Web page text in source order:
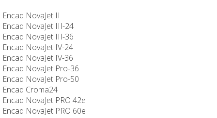
Encad NovaJet II
Encad NovaJet III-24
Encad NovaJet III-36
Encad NovaJet IV-24
Encad NovaJet IV-36
Encad NovaJet Pro-36
Encad NovaJet Pro-50
Encad Croma24
Encad NovaJet PRO 42e
Encad NovaJet PRO 60e